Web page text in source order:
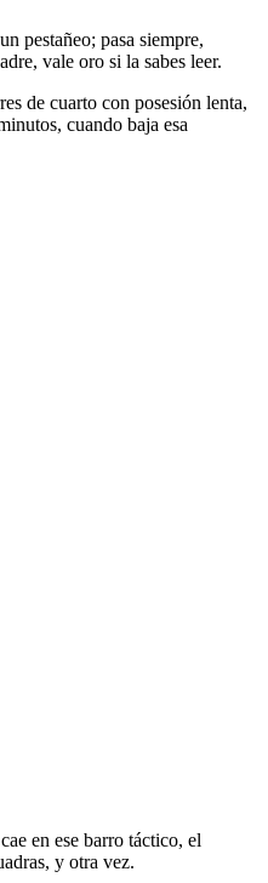
pestañeo; pasa siempre,
vale oro si la sabes leer.
de cuarto con posesión lenta,
cuando baja esa
en ese barro táctico, el
y otra vez.